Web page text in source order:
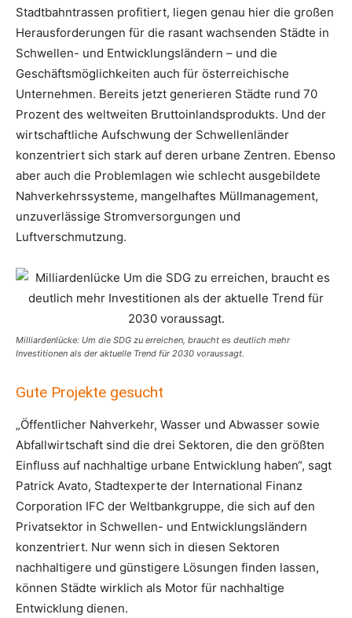
Stadtbahntrassen profitiert, liegen genau hier die großen
Herausforderungen für die rasant wachsenden Städte in
Schwellen- und Entwicklungsländern – und die
Geschäftsmöglichkeiten auch für österreichische
Unternehmen. Bereits jetzt generieren Städte rund 70
Prozent des weltweiten Bruttoinlandsprodukts. Und der
wirtschaftliche Aufschwung der Schwellenländer
konzentriert sich stark auf deren urbane Zentren. Ebenso
aber auch die Problemlagen wie schlecht ausgebildete
Nahverkehrssysteme, mangelhaftes Müllmanagement,
unzuverlässige Stromversorgungen und
Luftverschmutzung.
Milliardenlücke: Um die SDG zu erreichen, braucht es deutlich mehr
Investitionen als der aktuelle Trend für 2030 voraussagt.
Gute Projekte gesucht
„Öffentlicher Nahverkehr, Wasser und Abwasser sowie
Abfallwirtschaft sind die drei Sektoren, die den größten
Einfluss auf nachhaltige urbane Entwicklung haben“, sagt
Patrick Avato, Stadtexperte der International Finanz
Corporation IFC der Weltbankgruppe, die sich auf den
Privatsektor in Schwellen- und Entwicklungsländern
konzentriert. Nur wenn sich in diesen Sektoren
nachhaltigere und günstigere Lösungen finden lassen,
können Städte wirklich als Motor für nachhaltige
Entwicklung dienen.